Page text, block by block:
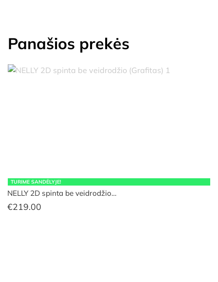
Panašios prekės
TURIME SANDĖLYJE!
NELLY 2D spinta be veidrodžio…
€219.00